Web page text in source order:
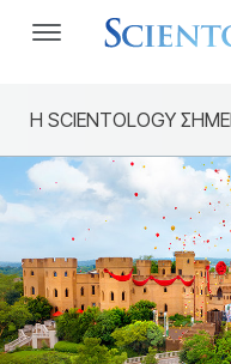
Η SCIENTOLOGY